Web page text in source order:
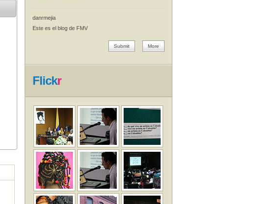
danrmejia
Este es el blog de FMV
More
Submit
Flickr